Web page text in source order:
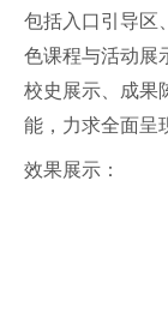
包括入口引导区
色课程与活动展
校史展示、成果
能，力求全面呈
效果展示：